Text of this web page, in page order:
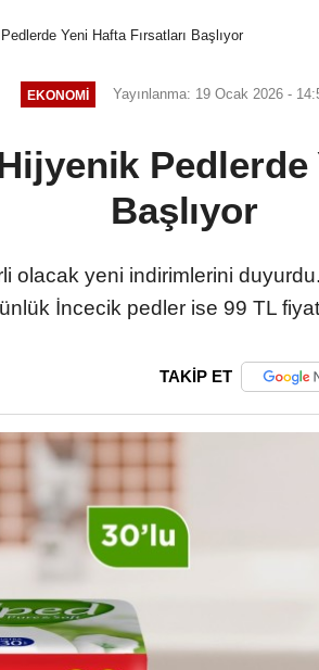
Yeni Hafta Fırsatları Başlıyor
EKONOMI Yayınlanma: 19 Ocak 2026 -
Pedlerde
Başlıyor
olacak yeni indirimlerini
İncecik pedler ise 99 TL
TAKİP ET